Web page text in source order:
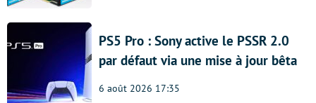
PS5 Pro : Sony active le PSSR 2.0
par défaut via une mise à jour bêta
6 août 2026 17:35